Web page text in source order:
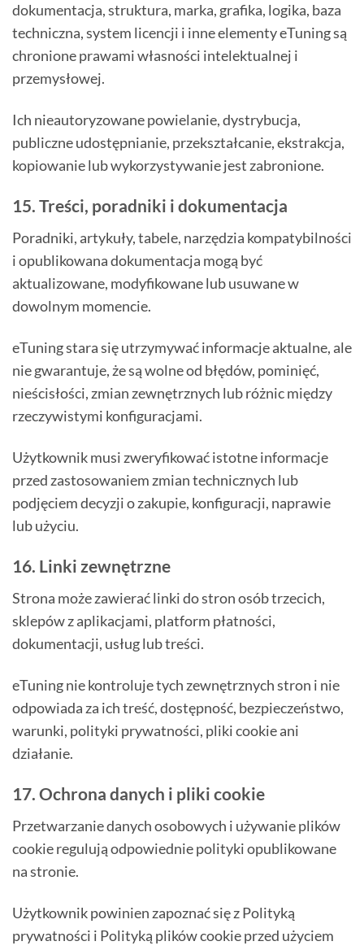
dokumentacja, struktura, marka, grafika, logika, baza
techniczna, system licencji i inne elementy eTuning są
chronione prawami własności intelektualnej i
przemysłowej.
Ich nieautoryzowane powielanie, dystrybucja,
publiczne udostępnianie, przekształcanie, ekstrakcja,
kopiowanie lub wykorzystywanie jest zabronione.
15. Treści, poradniki i dokumentacja
Poradniki, artykuły, tabele, narzędzia kompatybilności
i opublikowana dokumentacja mogą być
aktualizowane, modyfikowane lub usuwane w
dowolnym momencie.
eTuning stara się utrzymywać informacje aktualne, ale
nie gwarantuje, że są wolne od błędów, pominięć,
nieścisłości, zmian zewnętrznych lub różnic między
rzeczywistymi konfiguracjami.
Użytkownik musi zweryfikować istotne informacje
przed zastosowaniem zmian technicznych lub
podjęciem decyzji o zakupie, konfiguracji, naprawie
lub użyciu.
16. Linki zewnętrzne
Strona może zawierać linki do stron osób trzecich,
sklepów z aplikacjami, platform płatności,
dokumentacji, usług lub treści.
eTuning nie kontroluje tych zewnętrznych stron i nie
odpowiada za ich treść, dostępność, bezpieczeństwo,
warunki, polityki prywatności, pliki cookie ani
działanie.
17. Ochrona danych i pliki cookie
Przetwarzanie danych osobowych i używanie plików
cookie regulują odpowiednie polityki opublikowane
na stronie.
Użytkownik powinien zapoznać się z Polityką
prywatności i Polityką plików cookie przed użyciem